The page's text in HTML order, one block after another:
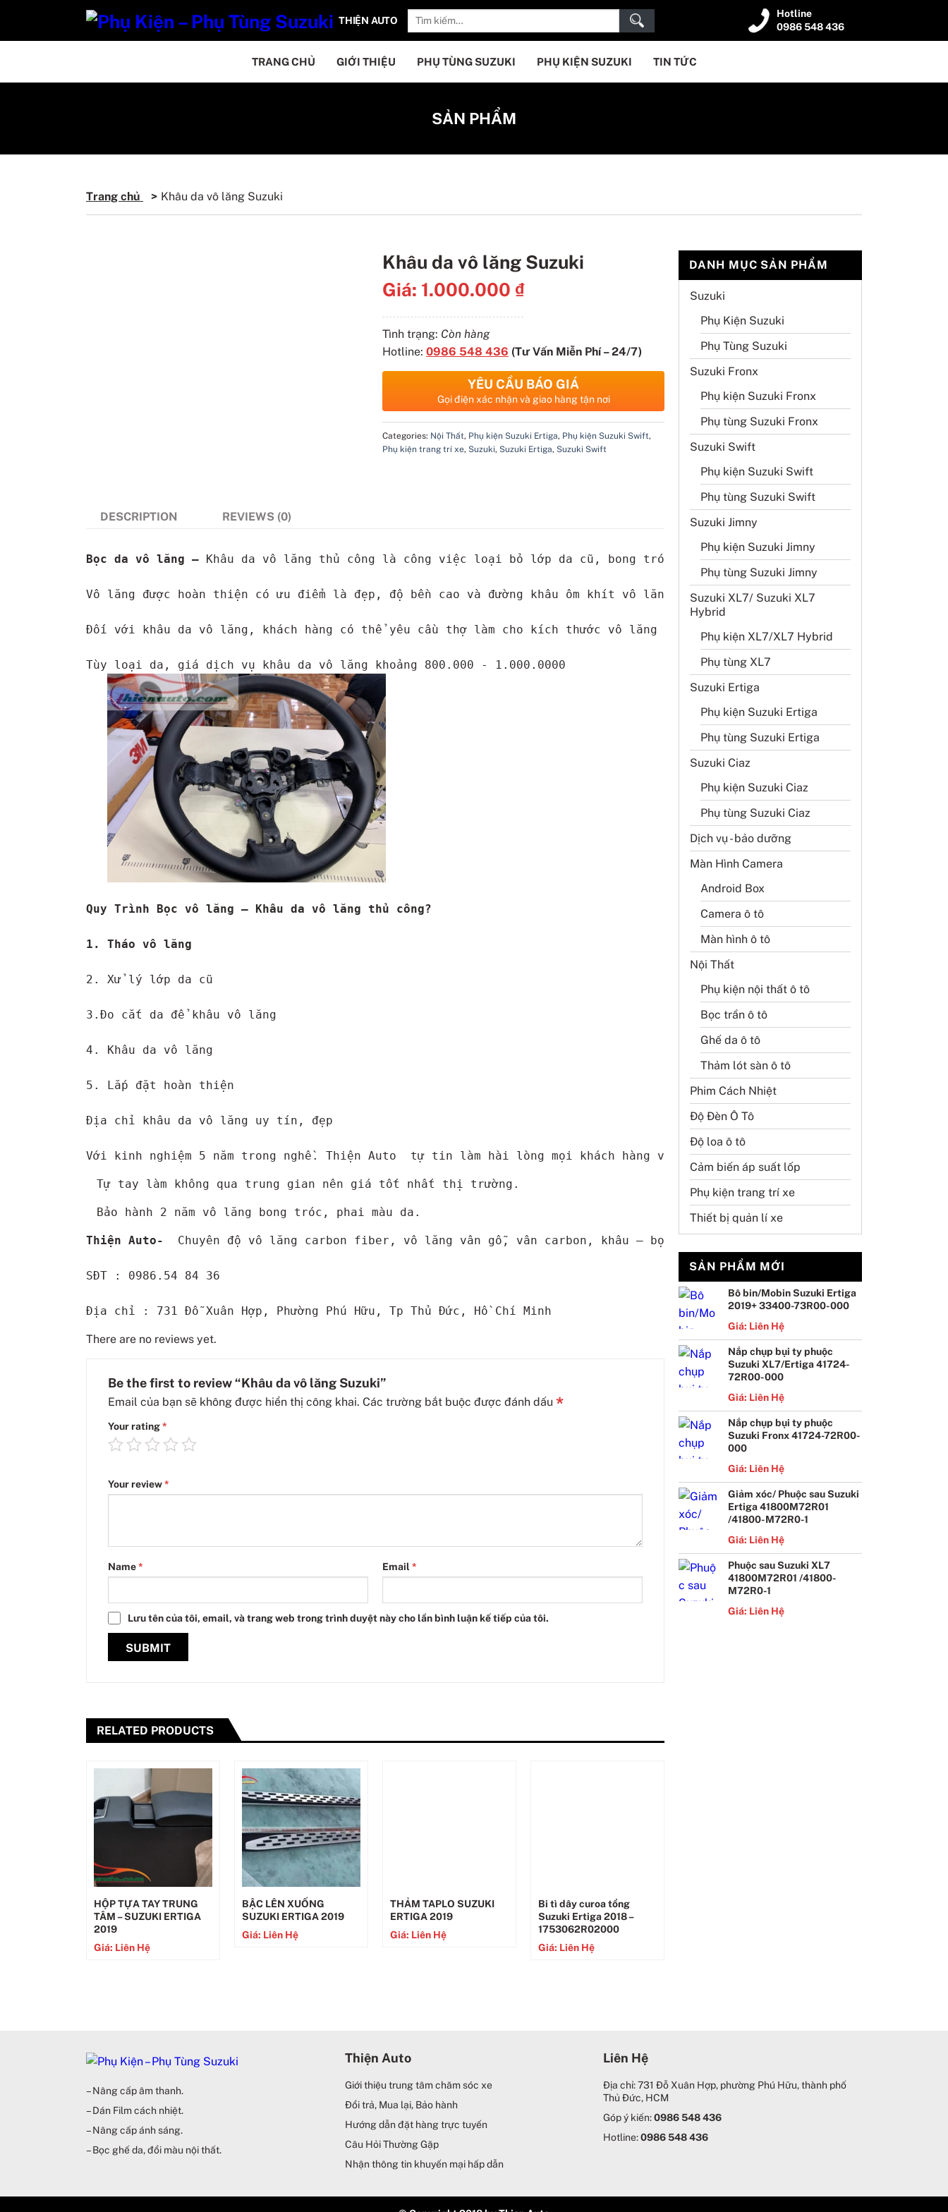
THIỆN AUTO
Hotline
0986 548 436
TRANG CHỦ GIỚI THIỆU PHỤ TÙNG SUZUKI PHỤ KIỆN SUZUKI TIN TỨC
SẢN PHẨM
Trang chủ Khâu da vô lăng Suzuki
Khâu da vô lăng Suzuki
Giá: 1.000.000 ₫
Tình trạng: Còn hàng
Hotline: 0986 548 436 (Tư Vấn Miễn Phí – 24/7)
YÊU CẦU BÁO GIÁ
Gọi điện xác nhận và giao hàng tận nơi
Categories: Nội Thất, Phụ kiện Suzuki Ertiga, Phụ kiện Suzuki Swift,
Phụ kiện trang trí xe, Suzuki, Suzuki Ertiga, Suzuki Swift
DESCRIPTION REVIEWS (0)
Bọc da vô lăng – Khâu da vô lăng thủ công là công việc loại bỏ lớp da cũ, bong tróc, phai màu trên vô lăng Zin và khâu 1
Vô lăng được hoàn thiện có ưu điểm là đẹp, độ bền cao và đường khâu ôm khít vô lăng, độ bền có thể lên đến 5 năm.
Đối với khâu da vô lăng, khách hàng có thể yêu cầu thợ làm cho kích thước vô lăng to hơn vô lăng zin để đảm bảo đầm
Quy Trình Bọc vô lăng – Khâu da vô lăng thủ công?
1. Tháo vô lăng
2. Xử lý lớp da cũ
3.Đo cắt da để khâu vô lăng
4. Khâu da vô lăng
5. Lắp đặt hoàn thiện
Địa chỉ khâu da vô lăng uy tín, đẹp
Với kinh nghiệm 5 năm trong nghề. Thiện Auto  tự tin làm hài lòng mọi khách hàng với chất lượng tốt nhất và chi phí rẻ
Tự tay làm không qua trung gian nên giá tốt nhất thị trường.
Bảo hành 2 năm vô lăng bong tróc, phai màu da.
Thiện Auto- Chuyên độ vô lăng carbon fiber, vô lăng vân gỗ, vân carbon, khâu – bọc da vô lăng thủ công khâu tay tại Hồ
SĐT : 0986.54 84 36
Địa chỉ : 731 Đỗ Xuân Hợp, Phường Phú Hữu, Tp Thủ Đức, Hồ Chí Minh
There are no reviews yet.
Be the first to review “Khâu da vô lăng Suzuki”
Email của bạn sẽ không được hiển thị công khai. Các trường bắt buộc được đánh dấu *
Your rating*
Your review*
Name* Email *
Lưu tên của tôi, email, và trang web trong trình duyệt này cho lần bình luận kế tiếp của tôi.
RELATED PRODUCTS
HỘP TỰA TAY TRUNG
TÂM – SUZUKI ERTIGA
2019
Giá: Liên Hệ
BẬC LÊN XUỐNG
SUZUKI ERTIGA 2019
Giá: Liên Hệ
THẢM TAPLO SUZUKI
ERTIGA 2019
Giá: Liên Hệ
Bi tì dây curoa tổng
Suzuki Ertiga 2018 –
1753062R02000
Giá: Liên Hệ
DANH MỤC SẢN PHẨM
Suzuki
Phụ Kiện Suzuki
Phụ Tùng Suzuki
Suzuki Fronx
Phụ kiện Suzuki Fronx
Phụ tùng Suzuki Fronx
Suzuki Swift
Phụ kiện Suzuki Swift
Phụ tùng Suzuki Swift
Suzuki Jimny
Phụ kiện Suzuki Jimny
Phụ tùng Suzuki Jimny
Suzuki XL7/ Suzuki XL7
Hybrid
Phụ kiện XL7/XL7 Hybrid
Phụ tùng XL7
Suzuki Ertiga
Phụ kiện Suzuki Ertiga
Phụ tùng Suzuki Ertiga
Suzuki Ciaz
Phụ kiện Suzuki Ciaz
Phụ tùng Suzuki Ciaz
Dịch vụ - bảo dưỡng
Màn Hình Camera
Android Box
Camera ô tô
Màn hình ô tô
Nội Thất
Phụ kiện nội thất ô tô
Bọc trần ô tô
Ghế da ô tô
Thảm lót sàn ô tô
Phim Cách Nhiệt
Độ Đèn Ô Tô
Độ loa ô tô
Cảm biến áp suất lốp
Phụ kiện trang trí xe
Thiết bị quản lí xe
SẢN PHẨM MỚI
Bô bin/Mobin Suzuki Ertiga
2019+ 33400-73R00-000
Giá: Liên Hệ
Nắp chụp bụi ty phuộc
Suzuki XL7/Ertiga 41724-
72R00-000
Giá: Liên Hệ
Nắp chụp bụi ty phuộc
Suzuki Fronx 41724-72R00-
000
Giá: Liên Hệ
Giảm xóc/ Phuộc sau Suzuki
Ertiga 41800M72R01
/41800-M72R0-1
Giá: Liên Hệ
Phuộc sau Suzuki XL7
41800M72R01 /41800-
M72R0-1
Giá: Liên Hệ
– Nâng cấp âm thanh.
– Dán Film cách nhiệt.
– Nâng cấp ánh sáng.
– Bọc ghế da, đổi màu nội thất.
Thiện Auto
Giới thiệu trung tâm chăm sóc xe
Đổi trả, Mua lại, Bảo hành
Hướng dẫn đặt hàng trực tuyến
Câu Hỏi Thường Gặp
Nhận thông tin khuyến mại hấp dẫn
Liên Hệ
Địa chỉ: 731 Đỗ Xuân Hợp, phường Phú Hữu, thành phố
Thủ Đức, HCM
Góp ý kiến:0986 548 436
Hotline:0986 548 436